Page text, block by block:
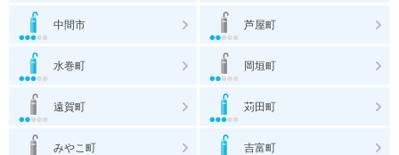
中間市 芦屋町
水巻町 岡垣町
遠賀町 苅田町
みやこ町 吉富町